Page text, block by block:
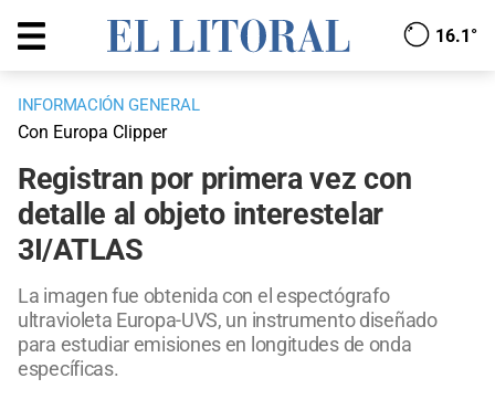
16.1°
INFORMACIÓN GENERAL
Con Europa Clipper
Registran por primera vez con
detalle al objeto interestelar
3I/ATLAS
La imagen fue obtenida con el espectógrafo
ultravioleta Europa-UVS, un instrumento diseñado
para estudiar emisiones en longitudes de onda
específicas.